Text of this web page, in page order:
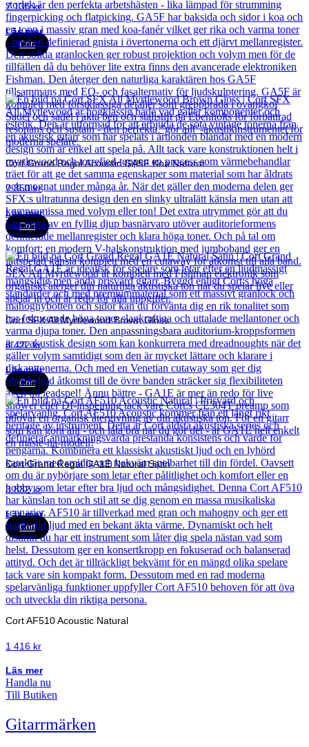
7 135kr
Läs mer
Cort
Cort Grand Regal Acoustic GA5F Koa Natural
7 850kr
Läs mer
Cort
Cort SFX All Myrtlewood Brown Gloss
8 422kr
Läs mer
Cort
Cort Grand Regal GA1E Natural Satin
3 832kr
Läs mer
Cort
Cort AF510 Acoustic Natural
1 416 kr
Läs mer
Handla nu
Till Butiken
Gitarrmärken